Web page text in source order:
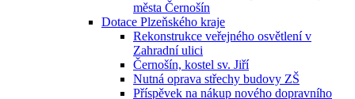
města Černošín
Dotace Plzeňského kraje
Rekonstrukce veřejného osvětlení v
Zahradní ulici
Černošín, kostel sv. Jiří
Nutná oprava střechy budovy ZŠ
Příspěvek na nákup nového dopravního